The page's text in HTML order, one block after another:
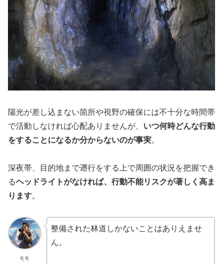
陽光が差し込まない箇所や視野の確保には不十分な時間帯
で活動しなければ心配ありませんが、 いつ何時どんな行動
をすることになるか分からないのが事実。
深夜帯、目的地まで遡行をする上で周囲の状況を把握でき
るヘッドライトがなければ、行動不能リスクが著しく高ま
ります。
モモ
整備された林道しかないことはありえませ
ん。